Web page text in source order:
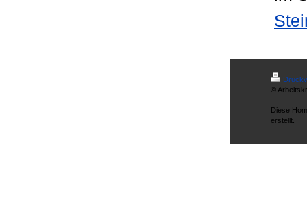
©
Diese
erstellt.